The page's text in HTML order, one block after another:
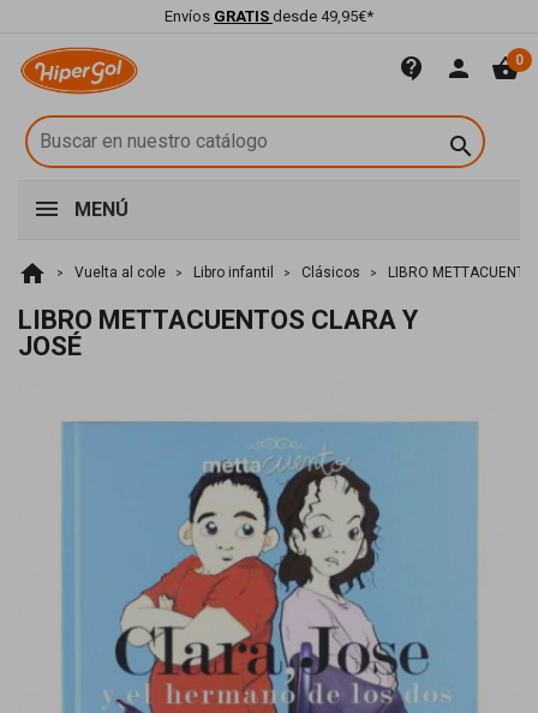
Envíos GRATIS desde 49,95€*
contact_support person shopping_basket0

MENÚ
home Vuelta al cole Libro infantil Clásicos LIBRO
LIBRO METTACUENTOS CLARA Y
JOSÉ